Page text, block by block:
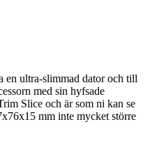
en ultra-slimmad dator och till
med sin hyfsade
Slice och är som ni kan se
mm inte mycket större